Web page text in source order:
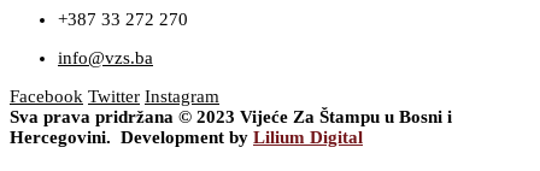
+387 33 272 270
info@vzs.ba
Facebook Twitter Instagram
Sva prava pridržana © 2023 Vijeće Za Štampu u Bosni i
Hercegovini. Development by Lilium Digital